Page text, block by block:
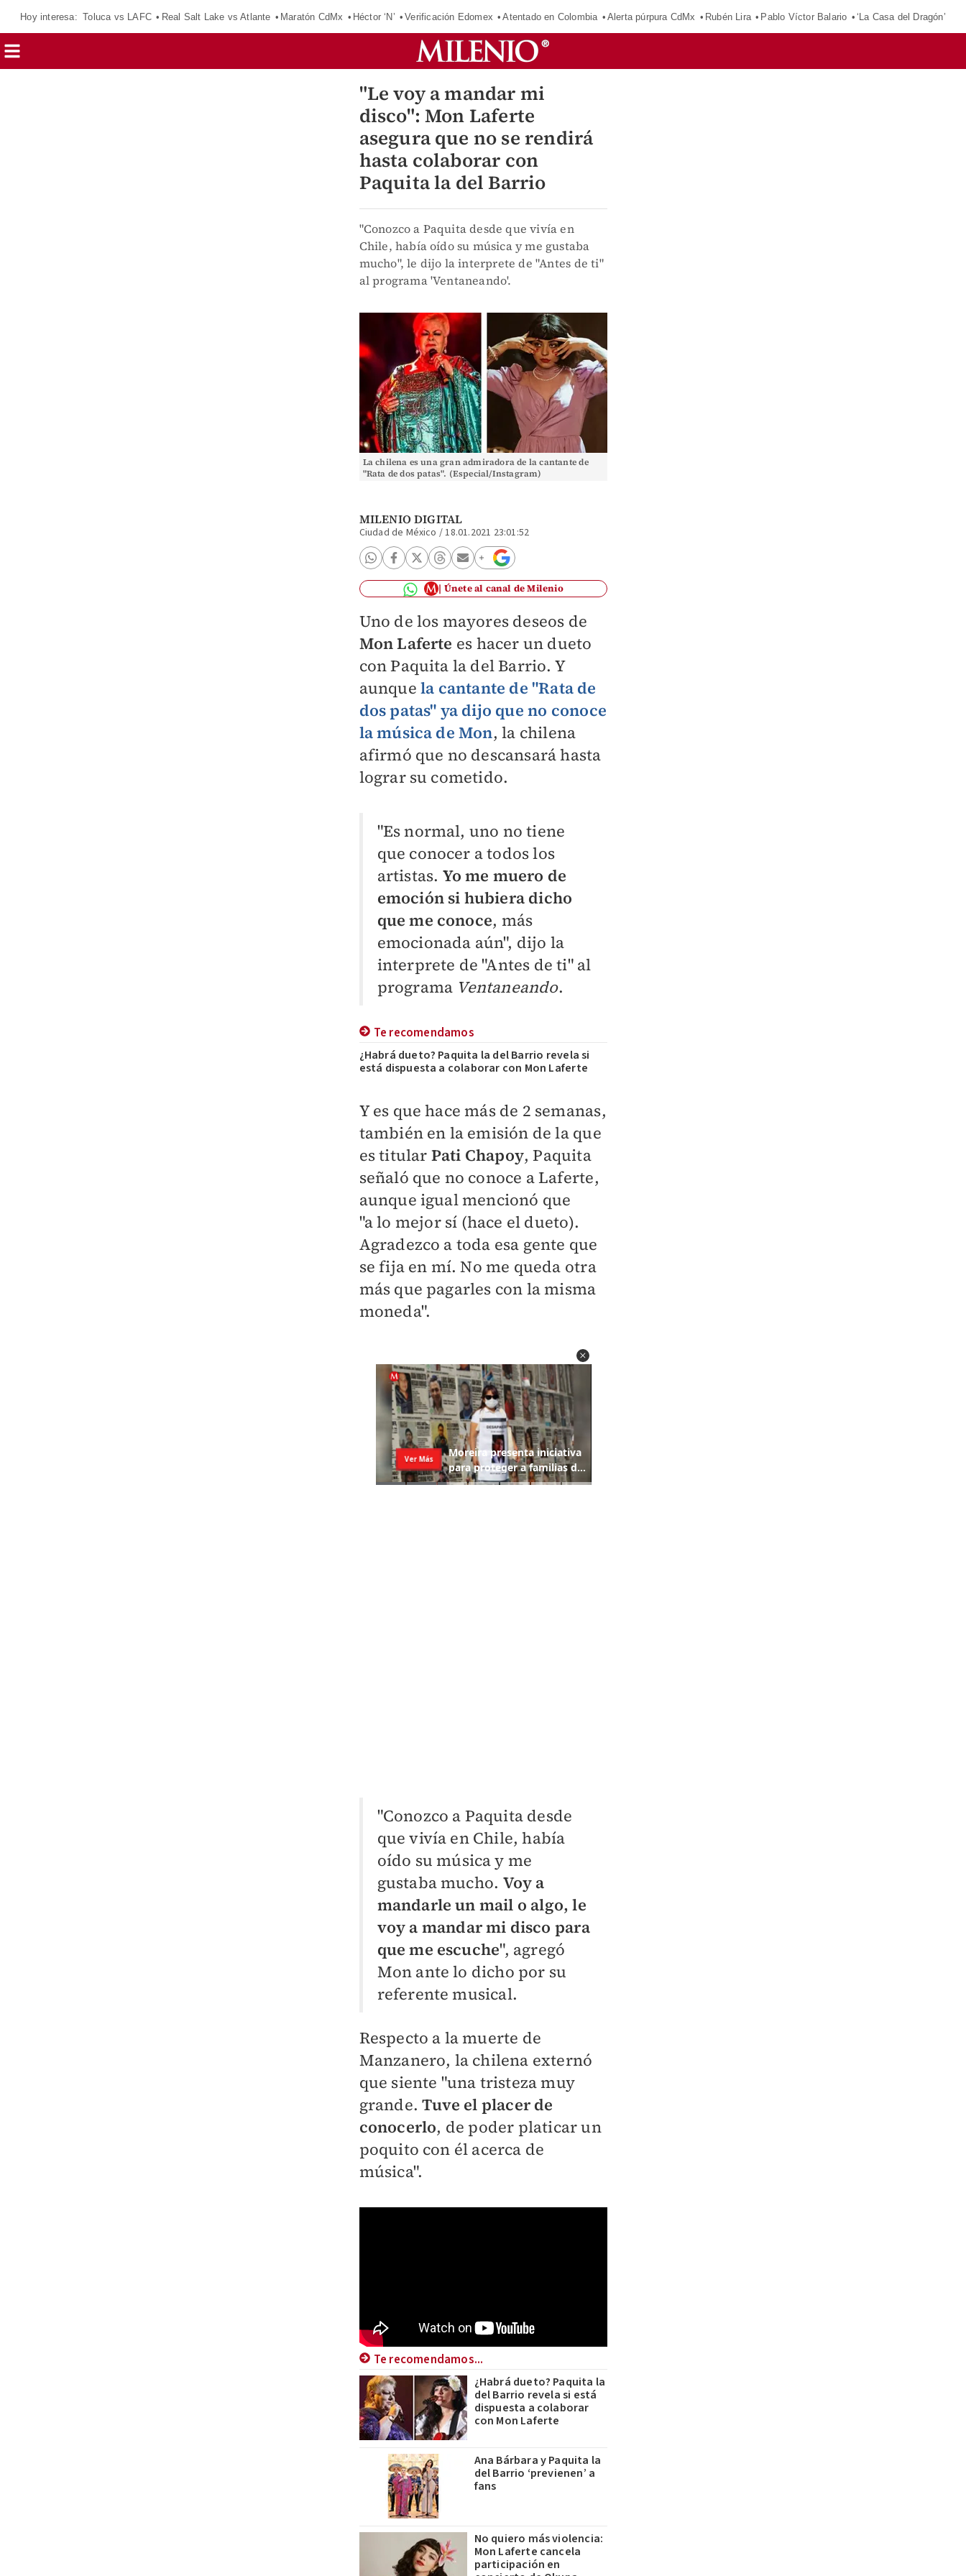
Hoy interesa: Toluca vs LAFC Real Salt Lake vs Atlante Maratón CdMx Héctor ‘N’ Verificación Edomex Atentado en Colombia Alerta púrpura CdMx Rubén Lira Pablo Víctor Balario ‘La Casa del Dragón’
"Le voy a mandar mi
disco": Mon Laferte
asegura que no se rendirá
hasta colaborar con
Paquita la del Barrio
"Conozco a Paquita desde que vivía en
Chile, había oído su música y me gustaba
mucho", le dijo la interprete de "Antes de ti"
al programa 'Ventaneando'.
La chilena es una gran admiradora de la cantante de
"Rata de dos patas". (Especial/Instagram)
MILENIO DIGITAL
Ciudad de México /18.01.2021 23:01:52
Únete al canal de Milenio
Uno de los mayores deseos de
Mon Laferte es hacer un dueto
con Paquita la del Barrio. Y
aunque la cantante de "Rata de
dos patas" ya dijo que no conoce
la música de Mon, la chilena
afirmó que no descansará hasta
lograr su cometido.
"Es normal, uno no tiene
que conocer a todos los
artistas. Yo me muero de
emoción si hubiera dicho
que me conoce, más
emocionada aún", dijo la
interprete de "Antes de ti" al
programa Ventaneando.
Te recomendamos
¿Habrá dueto? Paquita la del Barrio revela si
está dispuesta a colaborar con Mon Laferte
Y es que hace más de 2 semanas,
también en la emisión de la que
es titular Pati Chapoy, Paquita
señaló que no conoce a Laferte,
aunque igual mencionó que
"alo mejor sí (hace el dueto).
Agradezco a toda esa gente que
se fija en mí. No me queda otra
más que pagarles con la misma
moneda".
"Conozco a Paquita desde
que vivía en Chile, había
oído su música y me
gustaba mucho. Voy a
mandarle un mail o algo, le
voy a mandar mi disco para
que me escuche", agregó
Mon ante lo dicho por su
referente musical.
Respecto a la muerte de
Manzanero, la chilena externó
que siente "una tristeza muy
grande.Tuve el placer de
conocerlo, de poder platicar un
poquito con él acerca de
música".
Te recomendamos...
¿Habrá dueto? Paquita la
del Barrio revela si está
dispuesta a colaborar
con Mon Laferte
Ana Bárbara y Paquita la
del Barrio ‘previenen’ a
fans
No quiero más violencia:
Mon Laferte cancela
participación en